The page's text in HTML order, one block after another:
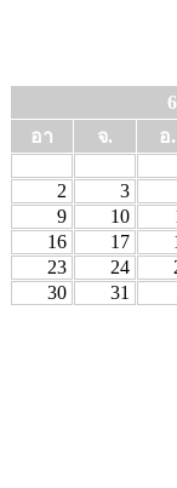
อา
จ. อ.
2
3
9
10
16
17
23
24
30
31